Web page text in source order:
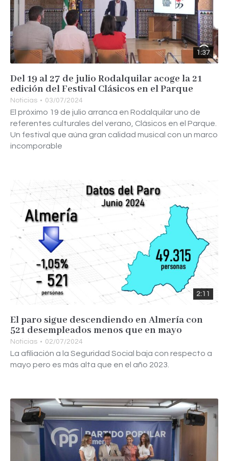
1:37
Del 19 al 27 de julio Rodalquilar acoge la 21
edición del Festival Clásicos en el Parque
Noticias 03/07/2024
El próximo 19 de julio arranca en Rodalquilar uno de
referentes culturales del verano, Clásicos en el Parque.
Un festival que aúna gran calidad musical con un marco
incomporable
2:11
El paro sigue descendiendo en Almería con
521 desempleados menos que en mayo
Noticias 02/07/2024
La afiliación a la Seguridad Social baja con respecto a
mayo pero es más alta que en el año 2023.